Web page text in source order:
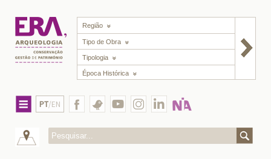
Região
Tipo de Obra
Tipologia
Época Histórica
PT/EN